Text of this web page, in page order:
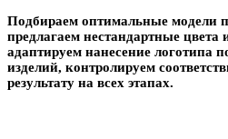
Подбираем оптимальные модели
предлагаем нестандартные цвета
адаптируем нанесение логотипа
изделий, контролируем
результату на всех этапах.